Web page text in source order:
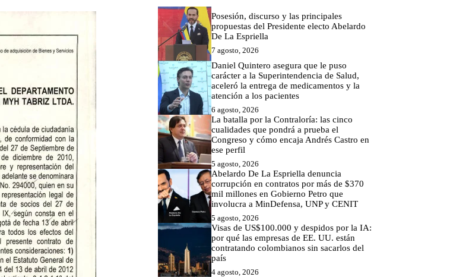
Posesión, discurso y las principales
propuestas del Presidente electo Abelardo
De La Espriella
7 agosto, 2026
Daniel Quintero asegura que le puso
carácter a la Superintendencia de Salud,
aceleró la entrega de medicamentos y la
atención a los pacientes
6 agosto, 2026
La batalla por la Contraloría: las cinco
cualidades que pondrá a prueba el
Congreso y cómo encaja Andrés Castro en
ese perfil
5 agosto, 2026
Abelardo De La Espriella denuncia
corrupción en contratos por más de $370
mil millones en Gobierno Petro que
involucra a MinDefensa, UNP y CENIT
5 agosto, 2026
Visas de US$100.000 y despidos por la IA:
por qué las empresas de EE. UU. están
contratando colombianos sin sacarlos del
país
4 agosto, 2026